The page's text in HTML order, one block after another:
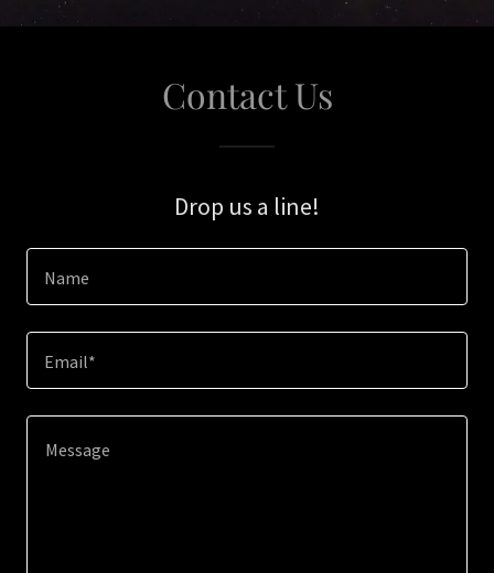
Contact Us
Drop us a line!
Name
Email*